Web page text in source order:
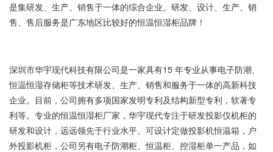
是集研发、生产、销售于一体的综合企业。研发、设计、生产、销
售、售后服务是广东地区比较好的恒温恒湿柜品牌！
深圳市华宇现代科技有限公司是一家具有15 年专业从事电子防潮、
恒温恒湿存储柜等技术研发、生产、销售和服务于一体的高新科技
企业。目前，公司拥有多项国家发明专利及结构新型专利，软著专
利等。专业的恒温恒湿柜厂家 ，华宇现代专注于研发投影仪机柜的
研发和设计，远远领先于行业水平。可设计定做投影机恒温箱，户
外投影机柜，公司另有电子防潮柜、恒温柜、控湿柜单一产品，如